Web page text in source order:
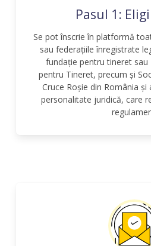
Pasul 1:
Se pot înscrie în platformă
sau federațiile înregistrate
fundație pentru tineret sau
pentru Tineret, precum și
Cruce Roșie din România
personalitate juridică, care